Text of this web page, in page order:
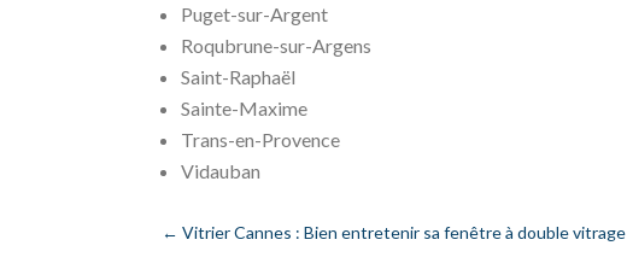
Puget-sur-Argent
Roqubrune-sur-Argens
Saint-Raphaël
Sainte-Maxime
Trans-en-Provence
Vidauban
← Vitrier Cannes : Bien entretenir sa fenêtre à double vitrage